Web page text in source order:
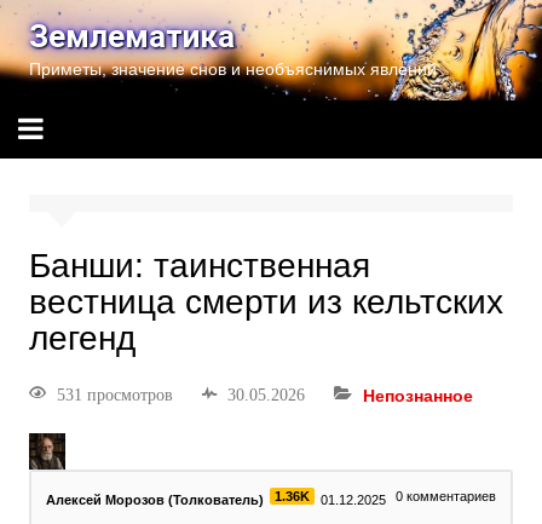
Землематика
Приметы, значение снов и необъяснимых явлений
Банши: таинственная
вестница смерти из кельтских
легенд
531 просмотров 30.05.2026 Непознанное
Алексей Морозов (Толкователь) 1.36K 01.12.2025 0 комментариев